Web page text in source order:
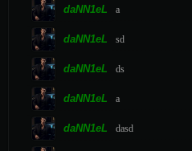
daNN1eL a
daNN1eL sd
daNN1eL ds
daNN1eL a
daNN1eL dasd